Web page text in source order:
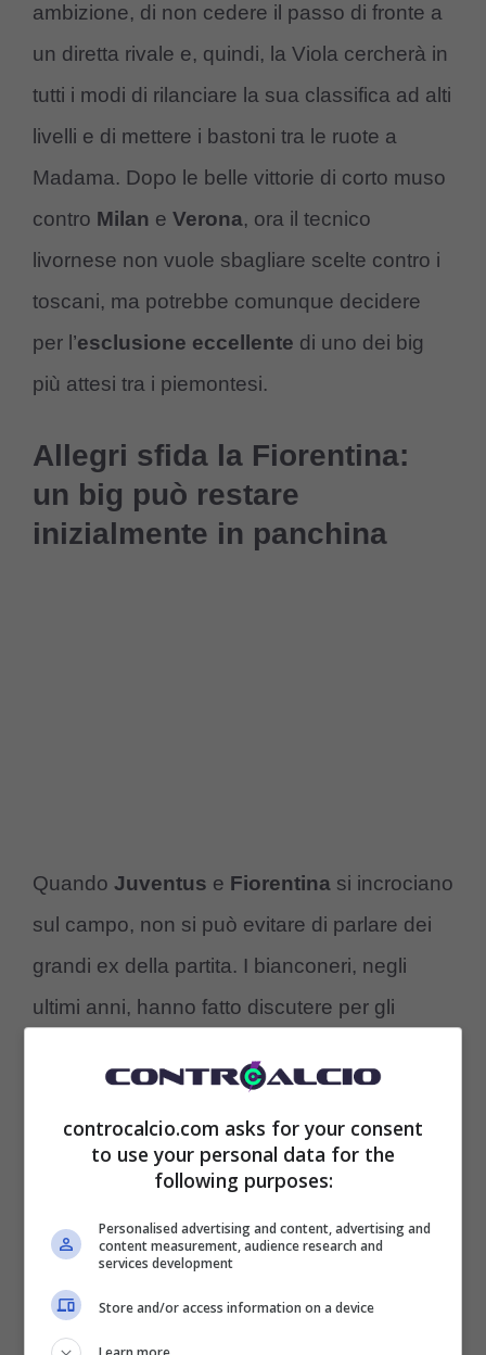
ambizione, di non cedere il passo di fronte a
un diretta rivale e, quindi, la Viola cercherà in
tutti i modi di rilanciare la sua classifica ad alti
livelli e di mettere i bastoni tra le ruote a
Madama. Dopo le belle vittorie di corto muso
contro Milan e Verona, ora il tecnico
livornese non vuole sbagliare scelte contro i
toscani, ma potrebbe comunque decidere
per l’esclusione eccellente di uno dei big
più attesi tra i piemontesi.
Allegri sfida la Fiorentina:
un big può restare
inizialmente in panchina
Quando Juventus e Fiorentina si incrociano
sul campo, non si può evitare di parlare dei
grandi ex della partita. I bianconeri, negli
ultimi anni, hanno fatto discutere per gli
controcalcio.com asks for your consent
to use your personal data for the
following purposes:
Personalised advertising and content, advertising and
content measurement, audience research and
services development
Store and/or access information on a device